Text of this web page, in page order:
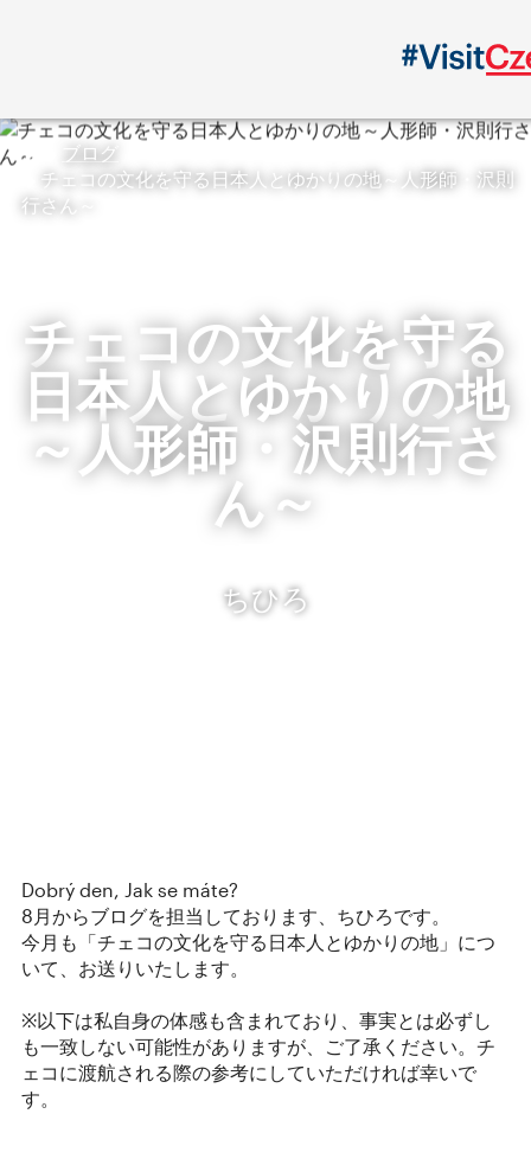
ブログ
チェコの文化を守る日本人とゆかりの地～人形師・沢則
行さん～
チェコの文化を守る
日本人とゆかりの地
～人形師・沢則行さ
ん～
ちひろ
Dobrý den, Jak se máte?
8月からブログを担当しております、ちひろです。
今月も「チェコの文化を守る日本人とゆかりの地」につ
いて、お送りいたします。
※以下は私自身の体感も含まれており、事実とは必ずし
も一致しない可能性がありますが、ご了承ください。チ
ェコに渡航される際の参考にしていただければ幸いで
す。